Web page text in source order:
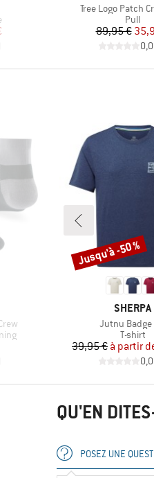
Article
Tree Logo Patch
Pull
Prix
89,95 €Prix
0,0
MARQUE
SHERPA
Article
Jutnu Badge
Product
T-shirt
Prix
39,95 € Prix
à partir
0,0
Remise
Jusqu'à -50 %
QU'EN
POSEZ UNE